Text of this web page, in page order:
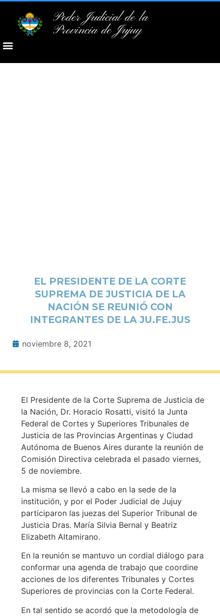
Poder Judicial de la
Provincia de Jujuy
EL PRESIDENTE DE LA CORTE
SUPREMA DE JUSTICIA DE LA
NACIÓN SE REUNIÓ CON
INTEGRANTES DE LA JU.FE.JUS
noviembre 8, 2021
El Presidente de la Corte Suprema de Justicia de
la Nación, Dr. Horacio Rosatti, visitó la Junta
Federal de Cortes y Superiores Tribunales de
Justicia de las Provincias Argentinas y Ciudad
Autónoma de Buenos Aires durante la reunión de
Comisión Directiva celebrada el pasado viernes,
5 de noviembre.
La misma se llevó a cabo en la sede de la
institución, y por el Poder Judicial de Jujuy
participaron las juezas del Superior Tribunal de
Justicia Dras. María Silvia Bernal y Beatriz
Elizabeth Altamirano.
En la reunión se mantuvo un cordial diálogo para
conformar una agenda de trabajo que coordine
acciones de los diferentes Tribunales y Cortes
Superiores de provincias con la Corte Federal.
En tal sentido se acordó que la metodología de